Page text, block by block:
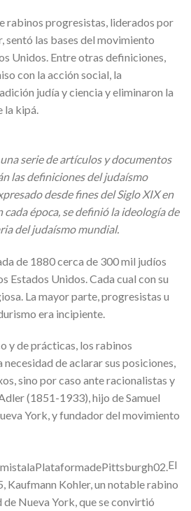
rabinos progresistas, liderados por
sentó las bases del movimiento
Unidos. Entre otras definiciones,
con la acción social, la
judía y ciencia y eliminaron la
la kipá.
serie de artículos y documentos
las definiciones del judaísmo
desde fines del Siglo XIX en
cada época, se definió la ideología de
del judaísmo mundial.
de 1880 cerca de 300 mil judíos
Estados Unidos. Cada cual con su
La mayor parte, progresistas u
era incipiente.
y de prácticas, los rabinos
de aclarar sus posiciones,
sino por caso ante racionalistas y
(1851-1933), hijo de Samuel
York, y fundador del movimiento
El
Kaufmann Kohler, un notable rabino
Nueva York, que se convirtió